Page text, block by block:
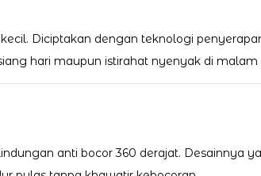
Diciptakan dengan teknologi
hari maupun istirahat nyenyak di malam
anti bocor 360 derajat. Desainnya